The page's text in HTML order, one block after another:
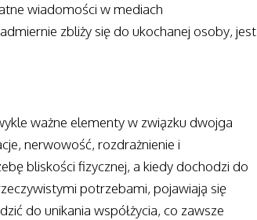
wiadomości w mediach
zbliży się do ukochanej osoby, jest
ważne elementy w związku dwojga
nerwowość, rozdrażnienie i
bliskości fizycznej, a kiedy dochodzi do
potrzebami, pojawiają się
do unikania współżycia, co zawsze